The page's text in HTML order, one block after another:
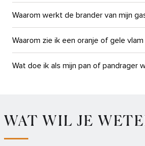
Waarom werkt de brander van mijn
Waarom zie ik een oranje of gele
Wat doe ik als mijn pan of pandrager
WAT WIL JE